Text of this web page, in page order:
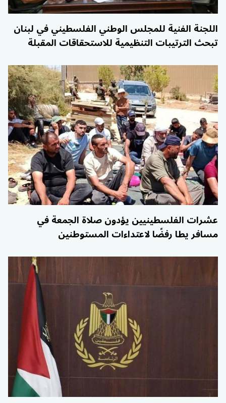
اللجنة الفنية للمجلس الوطني الفلسطيني في لبنان
تبحث الترتيبات التنظيمية للاستحقاقات المقبلة
عشرات الفلسطينيين يؤدون صلاة الجمعة في
مسافر يطا رفضًا لاعتداءات المستوطنين